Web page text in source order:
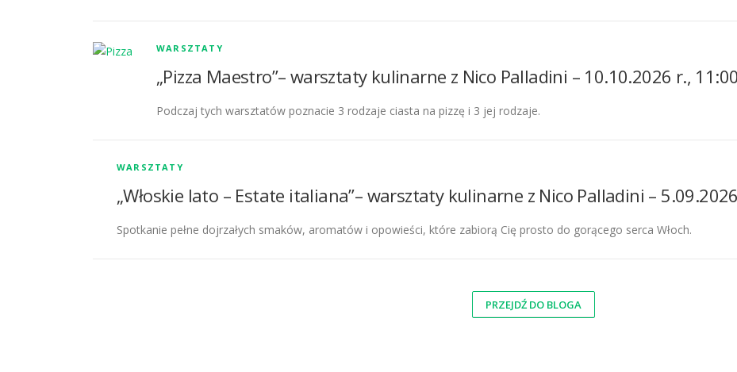
WARSZTATY
„Pizza Maestro”– warsztaty kulinarne z Nico Palladini – 10.10.2026 r., 11:00
Podczaj tych warsztatów poznacie 3 rodzaje ciasta na pizzę i 3 jej rodzaje.
WARSZTATY
„Włoskie lato – Estate italiana”– warsztaty kulinarne z Nico Palladini –
Spotkanie pełne dojrzałych smaków, aromatów i opowieści, które zabiorą Cię prosto do gorącego serca Włoch.
PRZEJDŹ DO BLOGA